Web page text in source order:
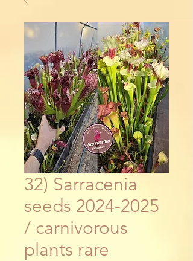
32) Sarracenia
seeds 2024-2025
/ carnivorous
plants rare